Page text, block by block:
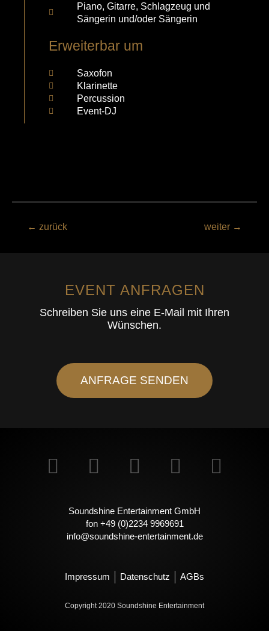
Piano, Gitarre, Schlagzeug und
Sängerin und/oder Sängerin
Erweiterbar um
Saxofon
Klarinette
Percussion
Event-DJ
← zurück weiter →
EVENT ANFRAGEN
Schreiben Sie uns eine E-Mail mit Ihren
Wünschen.
ANFRAGE SENDEN
Soundshine Entertainment GmbH
fon +49 (0)2234 9969691
info@soundshine-entertainment.de
Impressum Datenschutz AGBs
Copyright 2020 Soundshine Entertainment